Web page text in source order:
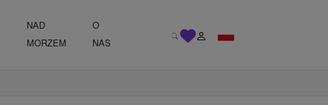
NAD
MORZEM
O
NAS